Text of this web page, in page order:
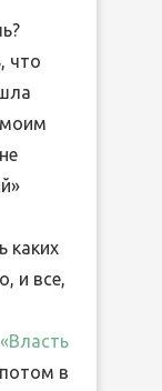
что
моим
каких
и все,
«Власть
в